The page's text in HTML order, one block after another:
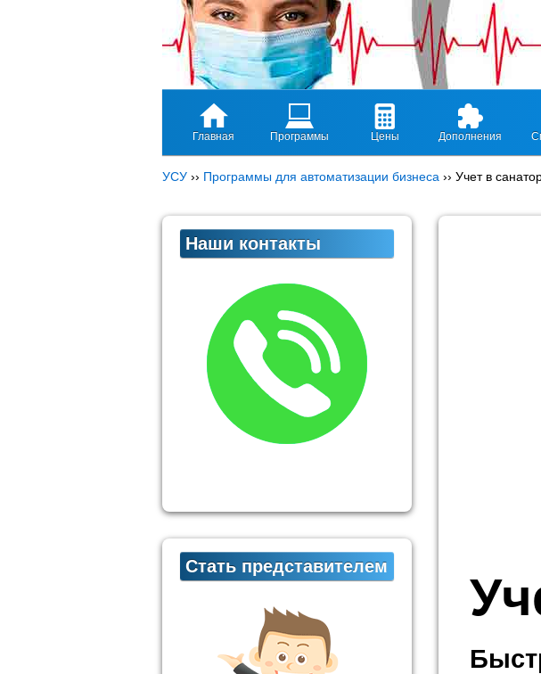
Главная Программы Цены Дополнения
УСУ ›› Программы для автоматизации бизнеса ›› Учет в
Наши контакты
Стать представителем